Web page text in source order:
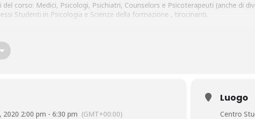
del corso: Medici, Psicologi, Psichiatri, Counselors e Psicoterapeuti (anche di
Studenti in Psicologia e Scienze della formazione , tirocinanti.
2020 2:00 pm - 6:30 pm (GMT+00:00)
Luogo
Centro